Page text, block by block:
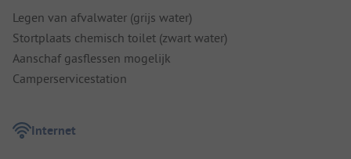
Legen van afvalwater (grijs water)
Stortplaats chemisch toilet (zwart water)
Aanschaf gasflessen mogelijk
Camperservicestation
Internet